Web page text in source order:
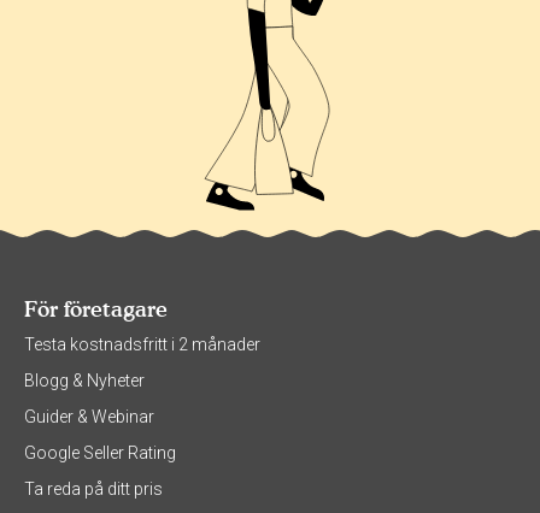
För företagare
Testa kostnadsfritt i 2 månader
Blogg & Nyheter
Guider & Webinar
Google Seller Rating
Ta reda på ditt pris